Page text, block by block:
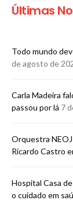
Últimas
Todo mundo
de agosto de
Carla Madeira
passou por lá 7
Orquestra
Ricardo Castro
Hospital Casa
o cuidado em